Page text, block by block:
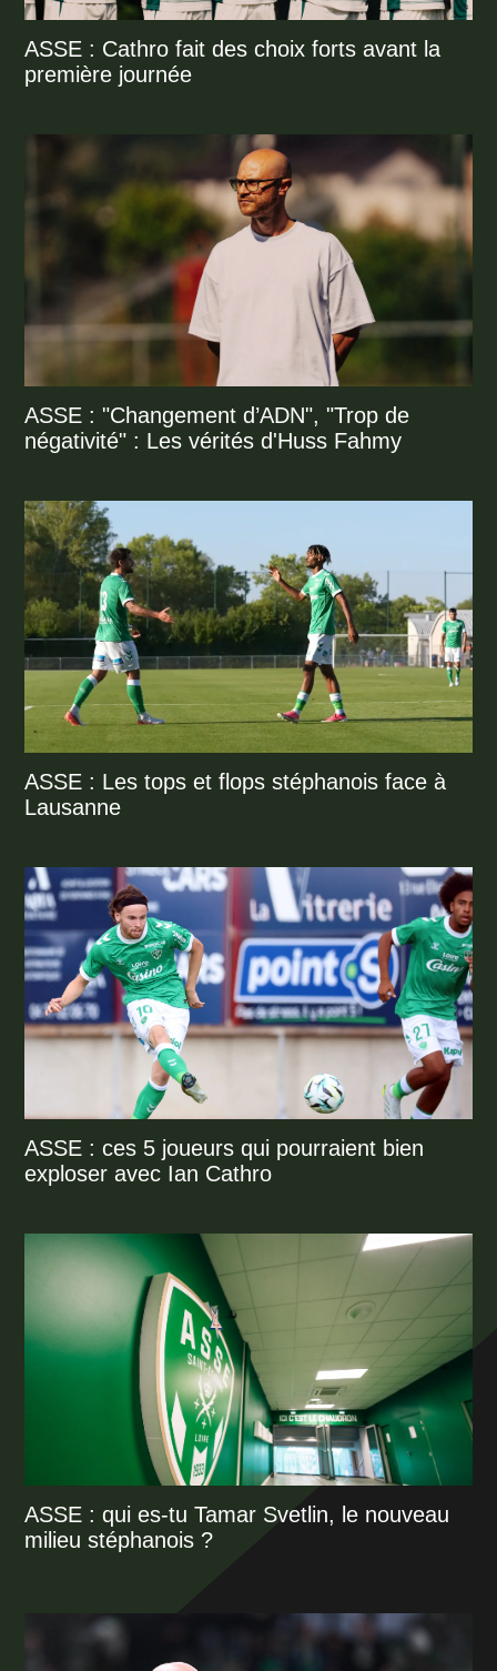
ASSE : Cathro fait des choix forts avant la
première journée
ASSE : "Changement d’ADN", "Trop de
négativité" : Les vérités d'Huss Fahmy
ASSE : Les tops et flops stéphanois face à
Lausanne
ASSE : ces 5 joueurs qui pourraient bien
exploser avec Ian Cathro
ASSE : qui es-tu Tamar Svetlin, le nouveau
milieu stéphanois ?